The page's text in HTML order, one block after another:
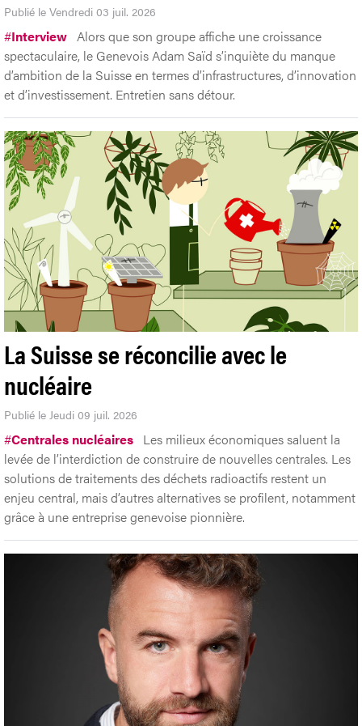
Publié le Vendredi 03 juil. 2026
#Interview Alors que son groupe affiche une croissance
spectaculaire, le Genevois Adam Saïd s’inquiète du manque
d’ambition de la Suisse en termes d’infrastructures, d’innovation
et d’investissement. Entretien sans détour.
La Suisse se réconcilie avec le
nucléaire
Publié le Jeudi 09 juil. 2026
#Centrales nucléaires Les milieux économiques saluent la
levée de l’interdiction de construire de nouvelles centrales. Les
solutions de traitements des déchets radioactifs restent un
enjeu central, mais d’autres alternatives se profilent, notamment
grâce à une entreprise genevoise pionnière.